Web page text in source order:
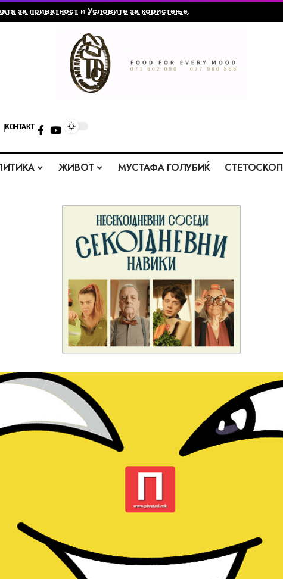
за приватност и Условите за користење.
КОНТАКТ
ЖИВОТ МУСТАФА ГОЛУБИЌ СТЕТОСКОП